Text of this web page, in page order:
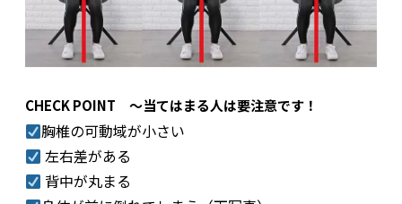
CHECK POINT ～当てはまる人は要注意です！
胸椎の可動域が小さい
左右差がある
背中が丸まる